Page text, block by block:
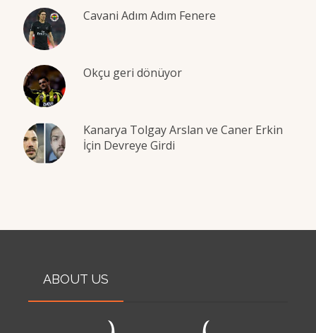
Cavani Adım Adım Fenere
Okçu geri dönüyor
Kanarya Tolgay Arslan ve Caner Erkin
İçin Devreye Girdi
ABOUT US